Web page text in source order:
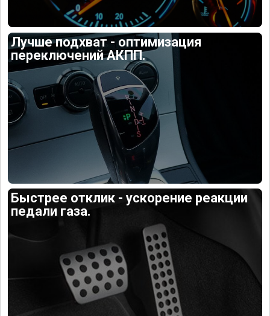
Лучше подхват - оптимизация
переключений АКПП.
Быстрее отклик - ускорение реакции
педали газа.